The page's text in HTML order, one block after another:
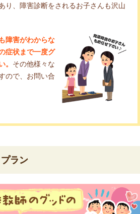
り、障害診断をされるお子さんも沢山
障害がわからな
症状まで一度グ
。 その他様々な
ので、お問い合
ラン